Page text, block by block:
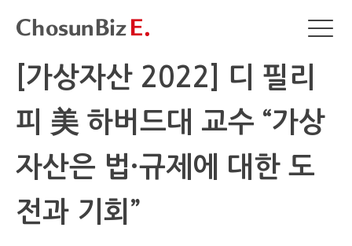
[가상자산 2022] 디 필리
피 美 하버드대 교수 “가상
자산은 법·규제에 대한 도
전과 기회”